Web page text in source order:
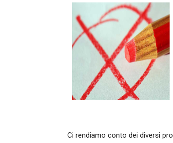
Ci rendiamo conto dei diversi